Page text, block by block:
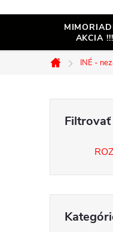
AKCIA !!!
Domov
INÉ -
č
n
kategórie